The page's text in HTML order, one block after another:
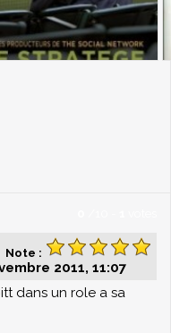
Note :
2011, 11:07
dans un role a sa